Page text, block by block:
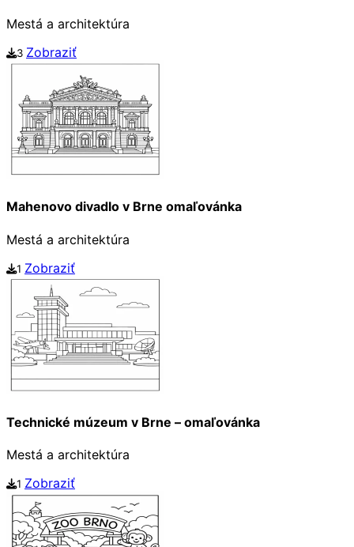
Mestá a architektúra
3 Zobraziť
Mahenovo divadlo v Brne omaľovánka
Mestá a architektúra
1 Zobraziť
Technické múzeum v Brne – omaľovánka
Mestá a architektúra
1 Zobraziť